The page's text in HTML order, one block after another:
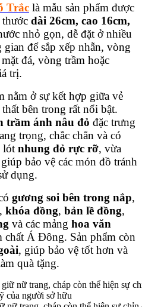
Trắc là mẫu sản phẩm được
dài 26cm, cao 16cm,
nhỏ gọn, dễ đặt ở nhiều
để sắp xếp nhẫn, vòng
đá, vòng trầm hoặc
trị.
nằm ở sự kết hợp giữa vẻ
bên trong rất nổi bật.
trầm ánh nâu đỏ đặc trưng
trọng, chắc chắn và có
lót nhung đỏ rực rỡ, vừa
bảo vệ các món đồ tránh
dụng.
gương soi bên trong nắp,
khóa đồng, bản lề đồng,
và các mảng hoa văn
chất Á Đông. Sản phẩm còn
, giúp bảo vệ tốt hơn và
quà tặng.